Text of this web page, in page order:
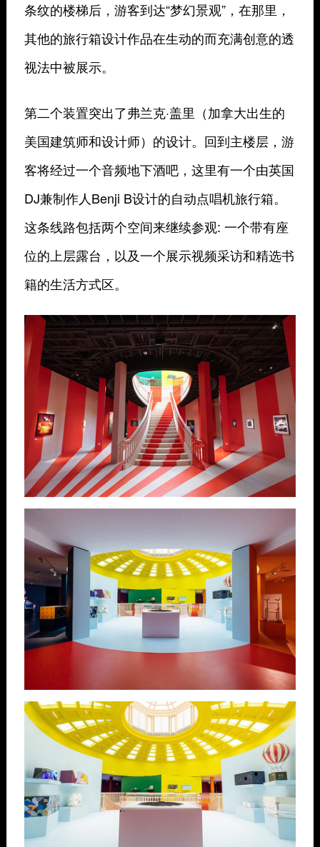
条纹的楼梯后，游客到达“梦幻景观”，在那里，
其他的旅行箱设计作品在生动的而充满创意的透
视法中被展示。
第二个装置突出了弗兰克·盖里（加拿大出生的
美国建筑师和设计师）的设计。回到主楼层，游
客将经过一个音频地下酒吧，这里有一个由英国
DJ兼制作人Benji B设计的自动点唱机旅行箱。
这条线路包括两个空间来继续参观: 一个带有座
位的上层露台，以及一个展示视频采访和精选书
籍的生活方式区。